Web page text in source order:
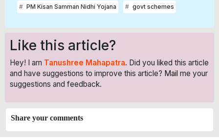
PM Kisan Samman Nidhi Yojana govt schemes
Like this article?
Hey! I am Tanushree Mahapatra. Did you liked this article
and have suggestions to improve this article? Mail me your
suggestions and feedback.
Share your comments